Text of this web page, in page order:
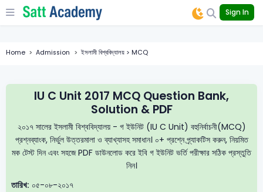
Sign In
Home Admission ইসলামী বিশ্ববিদ্যালয় > MCQ
IU C Unit 2017 MCQ Question Bank,
Solution & PDF
২০১৭ সালের ইসলামী বিশ্ববিদ্যালয় - গ ইউনিট (IU C Unit) বহুনির্বাচনী(MCQ)
প্রশ্নব্যাংক, নির্ভুল উত্তরমালা ও ব্যাখ্যাসহ সমাধান। ০+ প্রশ্নে প্র্যাকটিস করুন, নিয়মিত
মক টেস্ট দিন এবং সহজে PDF ডাউনলোড করে ইবি গ ইউনিট ভর্তি পরীক্ষার সঠিক প্রস্তুতি
নিন।
তারিখ: ০৫-০৮-২০১৭